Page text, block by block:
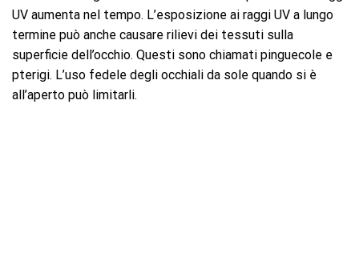
UV aumenta nel tempo. L’esposizione ai raggi UV a lungo
termine può anche causare rilievi dei tessuti sulla
superficie dell’occhio. Questi sono chiamati pinguecole e
pterigi. L’uso fedele degli occhiali da sole quando si è
all’aperto può limitarli.